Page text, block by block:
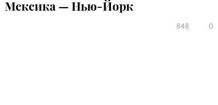
Мексика — Нью-Йорк
848 0